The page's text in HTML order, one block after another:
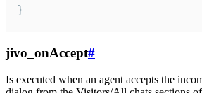
}
jivo_onAccept#
Is executed when an agent accepts the